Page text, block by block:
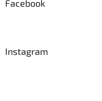
Facebook
Instagram